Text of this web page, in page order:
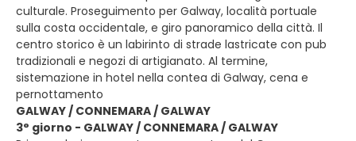
culturale. Proseguimento per Galway, località portuale
sulla costa occidentale, e giro panoramico della città. Il
centro storico è un labirinto di strade lastricate con pub
tradizionali e negozi di artigianato. Al termine,
sistemazione in hotel nella contea di Galway, cena e
pernottamento
GALWAY / CONNEMARA / GALWAY
3° giorno - GALWAY / CONNEMARA / GALWAY